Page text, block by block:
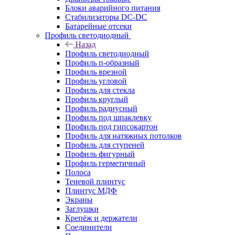
Блоки аварийного питания
Стабилизаторы DC-DC
Батарейные отсеки
Профиль светодиодный
Назад
Профиль светодиодный
Профиль п-образный
Профиль врезной
Профиль угловой
Профиль для стекла
Профиль круглый
Профиль радиусный
Профиль под шпаклевку
Профиль под гипсокартон
Профиль для натяжных потолков
Профиль для ступеней
Профиль фигурный
Профиль герметичный
Полоса
Теневой плинтус
Плинтус МДФ
Экраны
Заглушки
Крепёж и держатели
Соединители